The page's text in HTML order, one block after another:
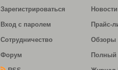
Зарегистрироваться
Вход с паролем
Сотрудничество
Форум
Новости
Прайс-
Обзоры
Полный